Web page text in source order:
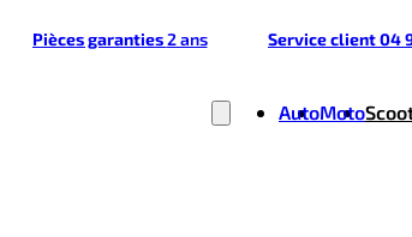
Pièces garanties2 ans Service client 04
AutoMoto